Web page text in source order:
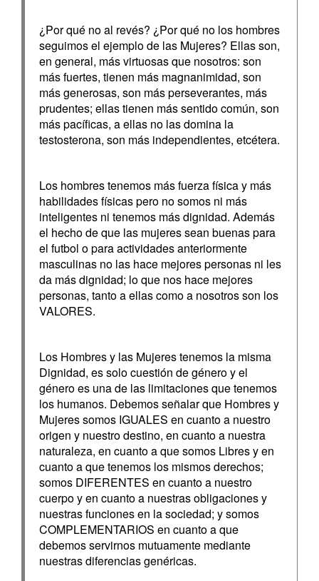
¿Por qué no al revés? ¿Por qué no los hombres
seguimos el ejemplo de las Mujeres? Ellas son,
en general, más virtuosas que nosotros: son
más fuertes, tienen más magnanimidad, son
más generosas, son más perseverantes, más
prudentes; ellas tienen más sentido común, son
más pacíficas, a ellas no las domina la
testosterona, son más independientes, etcétera.
Los hombres tenemos más fuerza física y más
habilidades físicas pero no somos ni más
inteligentes ni tenemos más dignidad. Además
el hecho de que las mujeres sean buenas para
el futbol o para actividades anteriormente
masculinas no las hace mejores personas ni les
da más dignidad; lo que nos hace mejores
personas, tanto a ellas como a nosotros son los
VALORES.
Los Hombres y las Mujeres tenemos la misma
Dignidad, es solo cuestión de género y el
género es una de las limitaciones que tenemos
los humanos. Debemos señalar que Hombres y
Mujeres somos IGUALES en cuanto a nuestro
origen y nuestro destino, en cuanto a nuestra
naturaleza, en cuanto a que somos Libres y en
cuanto a que tenemos los mismos derechos;
somos DIFERENTES en cuanto a nuestro
cuerpo y en cuanto a nuestras obligaciones y
nuestras funciones en la sociedad; y somos
COMPLEMENTARIOS en cuanto a que
debemos servirnos mutuamente mediante
nuestras diferencias genéricas.